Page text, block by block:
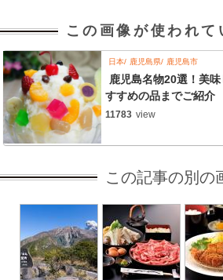
この画像が使われて
日本 鹿児島県 鹿児島市
鹿児島名物20選！美
すすめの品までご紹介
11783 view
この記事の別の